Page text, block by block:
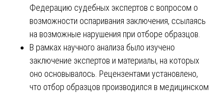
Федерацию судебных экспертов с вопросом о
возможности оспаривания заключения, ссылаясь
на возможные нарушения при отборе образцов.
В рамках научного анализа было изучено
заключение экспертов и материалы, на которых
оно основывалось. Рецензентами установлено,
что отбор образцов производился в медицинском